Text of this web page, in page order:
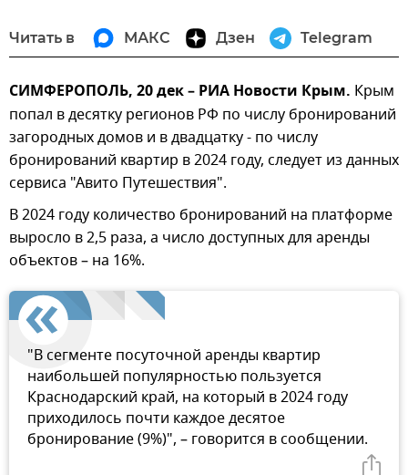
Читать в МАКС Дзен Telegram
СИМФЕРОПОЛЬ, 20 дек – РИА Новости Крым. Крым
попал в десятку регионов РФ по числу бронирований
загородных домов и в двадцатку - по числу
бронирований квартир в 2024 году, следует из данных
сервиса "Авито Путешествия".
В 2024 году количество бронирований на платформе
выросло в 2,5 раза, а число доступных для аренды
объектов – на 16%.
"В сегменте посуточной аренды квартир
наибольшей популярностью пользуется
Краснодарский край, на который в 2024 году
приходилось почти каждое десятое
бронирование (9%)", – говорится в сообщении.